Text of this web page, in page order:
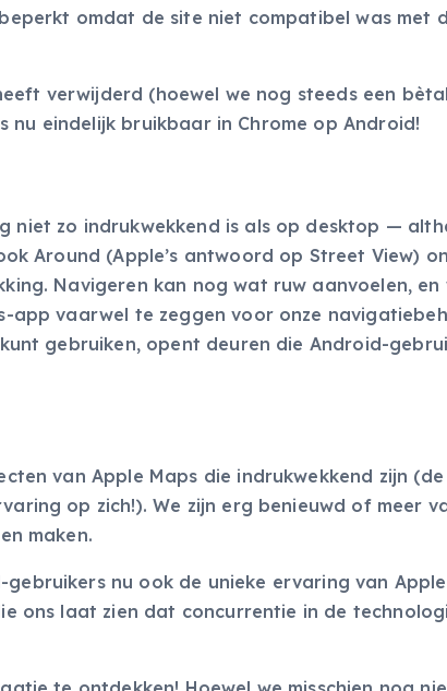
omdat de site niet compatibel was met
verwijderd (hoewel we nog steeds een
eindelijk bruikbaar in Chrome op Android!
niet zo indrukwekkend is als op desktop —
Around (Apple’s antwoord op Street View)
Navigeren kan nog wat ruw aanvoelen, en
app vaarwel te zeggen voor onze
gebruiken, opent deuren die Android-
van Apple Maps die indrukwekkend zijn
op zich!). We zijn erg benieuwd of meer
maken.
nu ook de unieke ervaring van
ons laat zien dat concurrentie in de